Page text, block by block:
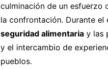
culminación de un esfuerzo
la confrontación. Durante
seguridad alimentaria y las
y el intercambio de
pueblos.